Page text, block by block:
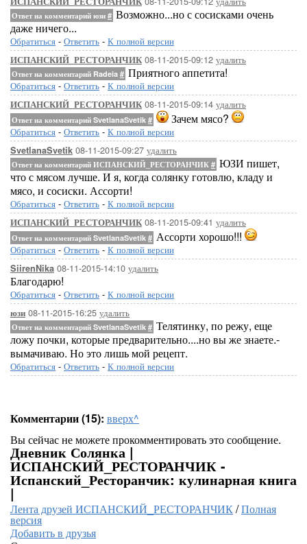
Ответ на комментарий юзи # Возможно...но с сосисками очень
даже ничего...
Обратиться - Ответить - К полной версии
ИСПАНСКИЙ_РЕСТОРАНЧИК08-11-2015-09:12 удалить
Ответ на комментарий Radeia # Приятного аппетита!
Обратиться - Ответить - К полной версии
ИСПАНСКИЙ_РЕСТОРАНЧИК08-11-2015-09:14 удалить
Ответ на комментарий SvetlanaSvetik # Зачем мясо?
Обратиться - Ответить - К полной версии
SvetlanaSvetik 08-11-2015-09:27 удалить
Ответ на комментарий ИСПАНСКИЙ_РЕСТОРАНЧИК # ЮЗИ пишет,
что с мясом лучше. И я, когда солянку готовлю, кладу и
мясо, и сосиски. Ассорти!
Обратиться - Ответить - К полной версии
ИСПАНСКИЙ_РЕСТОРАНЧИК08-11-2015-09:41 удалить
Ответ на комментарий SvetlanaSvetik # Ассорти хорошо!!!
Обратиться - Ответить - К полной версии
SiirenNika 08-11-2015-14:10 удалить
Благодарю!
Обратиться - Ответить - К полной версии
юзи 08-11-2015-16:25 удалить
Ответ на комментарий SvetlanaSvetik # Телятинку, по режу, еще
ложу почки, которые предварительно....но вы же знаете.-
вымачиваю. Но это лишь мой рецепт.
Обратиться - Ответить - К полной версии
Комментарии (15): вверх^
Вы сейчас не можете прокомментировать это сообщение.
Дневник Солянка |
ИСПАНСКИЙ_РЕСТОРАНЧИК -
Испанский_Ресторанчик: кулинарная книга
|
Лента друзей ИСПАНСКИЙ_РЕСТОРАНЧИК/Полная
версия
Добавить в друзья